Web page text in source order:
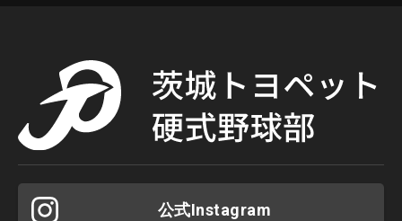
公式Instagram